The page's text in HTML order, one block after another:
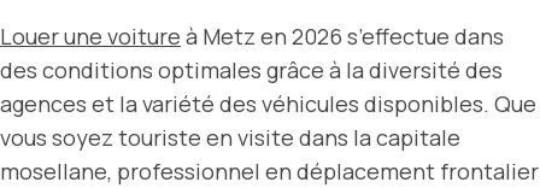
Louer une voiture à Metz en 2026 s’effectue dans
des conditions optimales grâce à la diversité des
agences et la variété des véhicules disponibles. Que
vous soyez touriste en visite dans la capitale
mosellane, professionnel en déplacement frontalier